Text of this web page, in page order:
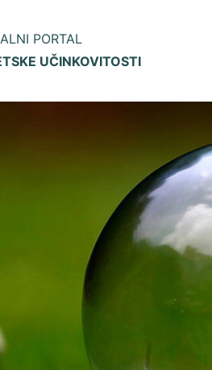
PORTAL
UČINKOVITOSTI